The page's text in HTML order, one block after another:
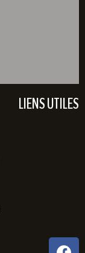
LIENS UTILES